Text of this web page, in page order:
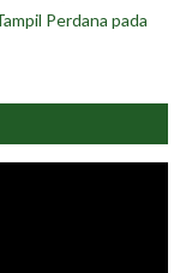
Perdana pada